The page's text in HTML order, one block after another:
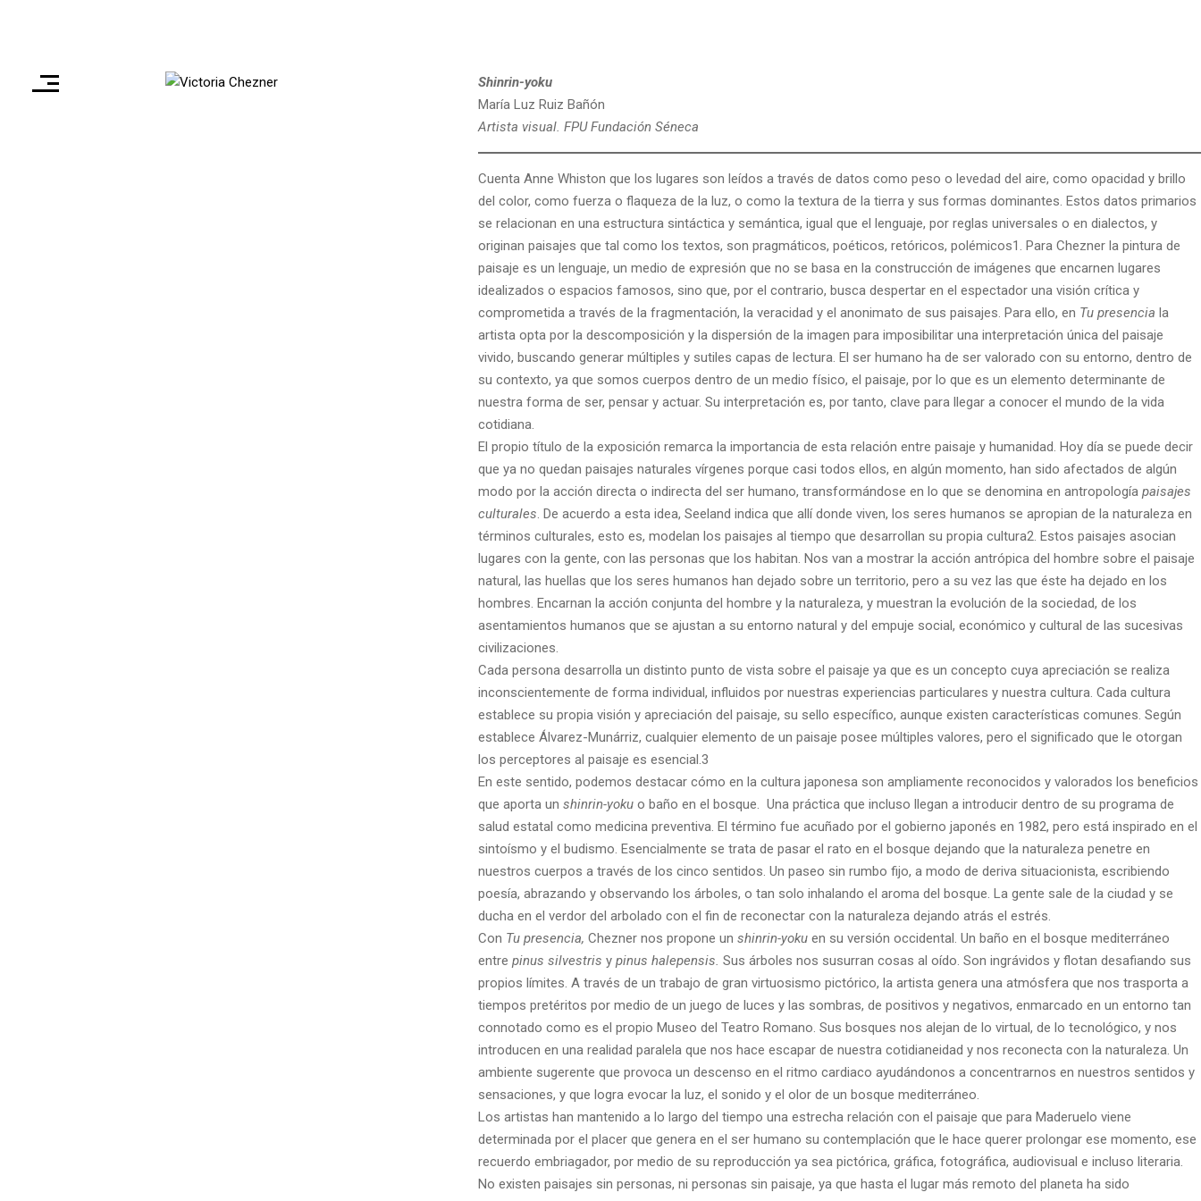
Shinrin-yoku
María Luz Ruiz Bañón
Artista visual. FPU Fundación Séneca
Cuenta Anne Whiston que los lugares son leídos a través de datos como peso o levedad del aire, como opacidad y brillo
del color, como fuerza o flaqueza de la luz, o como la textura de la tierra y sus formas dominantes. Estos datos primarios
se relacionan en una estructura sintáctica y semántica, igual que el lenguaje, por reglas universales o en dialectos, y
originan paisajes que tal como los textos, son pragmáticos, poéticos, retóricos, polémicos1. Para Chezner la pintura de
paisaje es un lenguaje, un medio de expresión que no se basa en la construcción de imágenes que encarnen lugares
idealizados o espacios famosos, sino que, por el contrario, busca despertar en el espectador una visión crítica y
comprometida a través de la fragmentación, la veracidad y el anonimato de sus paisajes. Para ello, en Tu presencia la
artista opta por la descomposición y la dispersión de la imagen para imposibilitar una interpretación única del paisaje
vivido, buscando generar múltiples y sutiles capas de lectura. El ser humano ha de ser valorado con su entorno, dentro de
su contexto, ya que somos cuerpos dentro de un medio físico, el paisaje, por lo que es un elemento determinante de
nuestra forma de ser, pensar y actuar. Su interpretación es, por tanto, clave para llegar a conocer el mundo de la vida
cotidiana.
El propio título de la exposición remarca la importancia de esta relación entre paisaje y humanidad. Hoy día se puede decir
que ya no quedan paisajes naturales vírgenes porque casi todos ellos, en algún momento, han sido afectados de algún
modo por la acción directa o indirecta del ser humano, transformándose en lo que se denomina en antropologíapaisajes
culturales. De acuerdo a esta idea, Seeland indica que allí donde viven, los seres humanos se apropian de la naturaleza en
términos culturales, esto es, modelan los paisajes al tiempo que desarrollan su propia cultura2. Estos paisajes asocian
lugares con la gente, con las personas que los habitan. Nos van a mostrar la acción antrópica del hombre sobre el paisaje
natural, las huellas que los seres humanos han dejado sobre un territorio, pero a su vez las que éste ha dejado en los
hombres. Encarnan la acción conjunta del hombre y la naturaleza, y muestran la evolución de la sociedad, de los
asentamientos humanos que se ajustan a su entorno natural y del empuje social, económico y cultural de las sucesivas
civilizaciones.
Cada persona desarrolla un distinto punto de vista sobre el paisaje ya que es un concepto cuya apreciación se realiza
inconscientemente de forma individual, influidos por nuestras experiencias particulares y nuestra cultura. Cada cultura
establece su propia visión y apreciación del paisaje, su sello específico, aunque existen características comunes. Según
establece Álvarez-Munárriz, cualquier elemento de un paisaje posee múltiples valores, pero el signiﬁcado que le otorgan
los perceptores al paisaje es esencial.3
En este sentido, podemos destacar cómo en la cultura japonesa son ampliamente reconocidos y valorados los beneficios
que aporta unshinrin-yoku o baño en el bosque. Una práctica que incluso llegan a introducir dentro de su programa de
salud estatal como medicina preventiva. El término fue acuñado por el gobierno japonés en 1982, pero está inspirado en el
sintoísmo y el budismo. Esencialmente se trata de pasar el rato en el bosque dejando que la naturaleza penetre en
nuestros cuerpos a través de los cinco sentidos. Un paseo sin rumbo fijo, a modo de deriva situacionista, escribiendo
poesía, abrazando y observando los árboles, o tan solo inhalando el aroma del bosque. La gente sale de la ciudad y se
ducha en el verdor del arbolado con el fin de reconectar con la naturaleza dejando atrás el estrés.
Con Tu presencia, Chezner nos propone unshinrin-yoku en su versión occidental. Un baño en el bosque mediterráneo
entrepinus silvestrisy pinus halepensis.Sus árboles nos susurran cosas al oído. Son ingrávidos y flotan desafiando sus
propios límites. A través de un trabajo de gran virtuosismo pictórico, la artista genera una atmósfera que nos trasporta a
tiempos pretéritos por medio de un juego de luces y las sombras, de positivos y negativos, enmarcado en un entorno tan
connotado como es el propio Museo del Teatro Romano. Sus bosques nos alejan de lo virtual, de lo tecnológico, y nos
introducen en una realidad paralela que nos hace escapar de nuestra cotidianeidad y nos reconecta con la naturaleza. Un
ambiente sugerente que provoca un descenso en el ritmo cardiaco ayudándonos a concentrarnos en nuestros sentidos y
sensaciones, y que logra evocar la luz, el sonido y el olor de un bosque mediterráneo.
Los artistas han mantenido a lo largo del tiempo una estrecha relación con el paisaje que para Maderuelo viene
determinada por el placer que genera en el ser humano su contemplación que le hace querer prolongar ese momento, ese
recuerdo embriagador, por medio de su reproducción ya sea pictórica, gráfica, fotográfica, audiovisual e incluso literaria.
No existen paisajes sin personas, ni personas sin paisaje, ya que hasta el lugar más remoto del planeta ha sido